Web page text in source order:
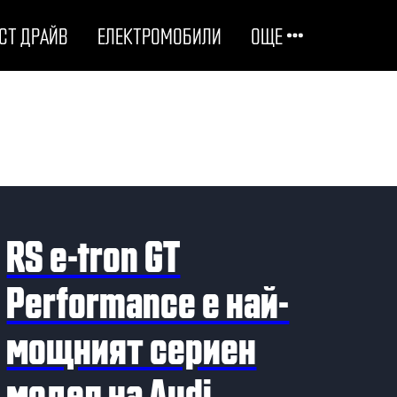
ОЩЕ
ДРАЙВ ЕЛЕКТРОМОБИЛИ
ЛЮБОПИТНО
МОТОРИ
RS e-tron GT
Performance e най-
мощният сериен